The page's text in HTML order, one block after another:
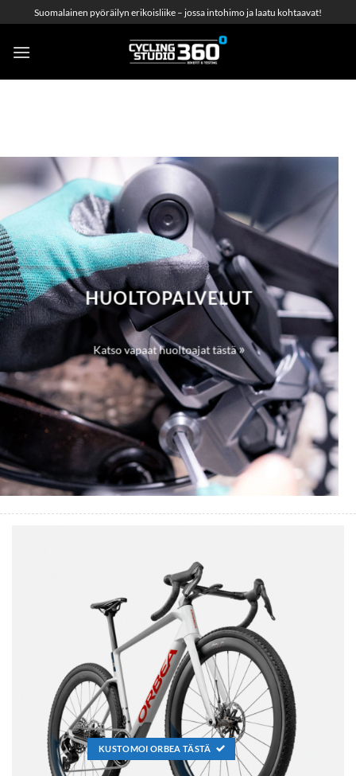
to
content
Suomalainen pyöräilyn erikoisliike – jossa intohimo ja laatu kohtaavat!
HUOLTOPALVELUT
Katso vapaat huoltoajat tästä»
KUSTOMOI ORBEA TÄSTÄ